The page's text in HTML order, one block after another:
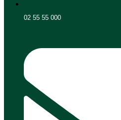
02 55 55 000